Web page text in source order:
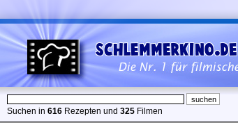
Suchen in 616 Rezepten und 325 Filmen